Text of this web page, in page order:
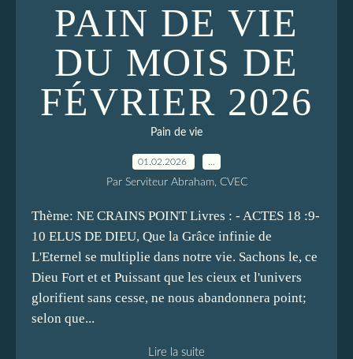
PAIN DE VIE
DU MOIS DE
FÉVRIER 2026
Pain de vie
01.02.2026
Par Serviteur Abraham, CVEC
Thème: NE CRAINS POINT Livres : - ACTES 18 :9-
10 ELUS DE DIEU, Que la Grâce infinie de
L'Eternel se multiplie dans notre vie. Sachons le, ce
Dieu Fort et et Puissant que les cieux et l'univers
glorifient sans cesse, ne nous abandonnera point;
selon que...
Lire la suite